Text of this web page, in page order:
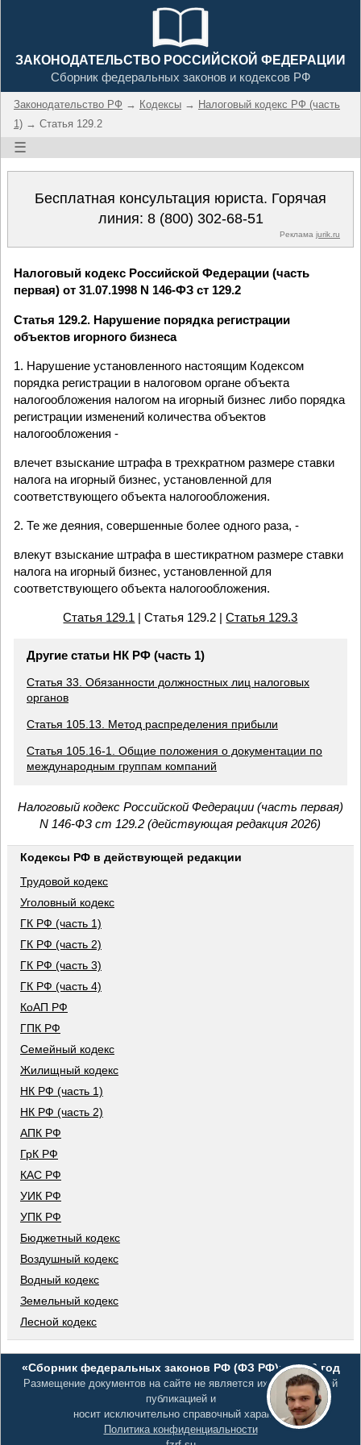
ЗАКОНОДАТЕЛЬСТВО РОССИЙСКОЙ ФЕДЕРАЦИИ
Сборник федеральных законов и кодексов РФ
Законодательство РФ → Кодексы → Налоговый кодекс РФ (часть
1) → Статья 129.2
☰
Бесплатная консультация юриста. Горячая
линия: 8 (800) 302-68-51
Реклама jurik.ru
Налоговый кодекс Российской Федерации (часть
первая) от 31.07.1998 N 146-ФЗ ст 129.2
Статья 129.2. Нарушение порядка регистрации
объектов игорного бизнеса
1. Нарушение установленного настоящим Кодексом
порядка регистрации в налоговом органе объекта
налогообложения налогом на игорный бизнес либо порядка
регистрации изменений количества объектов
налогообложения -
влечет взыскание штрафа в трехкратном размере ставки
налога на игорный бизнес, установленной для
соответствующего объекта налогообложения.
2. Те же деяния, совершенные более одного раза, -
влекут взыскание штрафа в шестикратном размере ставки
налога на игорный бизнес, установленной для
соответствующего объекта налогообложения.
Статья 129.1 | Статья 129.2 |Статья 129.3
Другие статьи НК РФ (часть 1)
Статья 33. Обязанности должностных лиц налоговых
органов
Статья 105.13. Метод распределения прибыли
Статья 105.16-1. Общие положения о документации по
международным группам компаний
Налоговый кодекс Российской Федерации (часть первая)
N 146-ФЗ ст 129.2 (действующая редакция 2026)
Кодексы РФ в действующей редакции
Трудовой кодекс
Уголовный кодекс
ГК РФ (часть 1)
ГК РФ (часть 2)
ГК РФ (часть 3)
ГК РФ (часть 4)
КоАП РФ
ГПК РФ
Семейный кодекс
Жилищный кодекс
НК РФ (часть 1)
НК РФ (часть 2)
АПК РФ
ГрК РФ
КАС РФ
УИК РФ
УПК РФ
Бюджетный кодекс
Воздушный кодекс
Водный кодекс
Земельный кодекс
Лесной кодекс
«Сборник федеральных законов РФ (ФЗ РФ)», 2026 год
Размещение документов на сайте не является их официальной
публикацией и
носит исключительно справочный характер
Политика конфиденциальности